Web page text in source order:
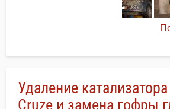
Удаление
Cruze и замена гофры